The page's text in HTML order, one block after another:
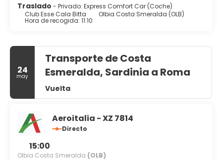
Traslado - Privado: Express Comfort Car (Coche)
Club Esse Cala Bitta
Olbia Costa Smeralda (OLB)
Hora de recogida: 11:10
24
may
Transporte de Costa
Esmeralda, Sardinia a Roma
Vuelta
Aeroitalia - XZ 7814
Directo
15:00
Olbia Costa Smeralda (OLB)